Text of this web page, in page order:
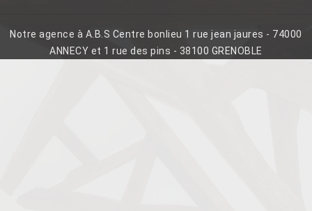
Notre agence à A.B.S Centre bonlieu 1 rue jean jaures - 74000
ANNECY et 1 rue des pins - 38100 GRENOBLE